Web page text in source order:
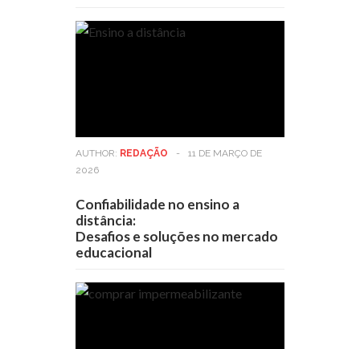
AUTHOR: REDAÇÃO -
11 DE MARÇO DE
2026
Confiabilidade no ensino a
distância:
Desafios e soluções no mercado
educacional